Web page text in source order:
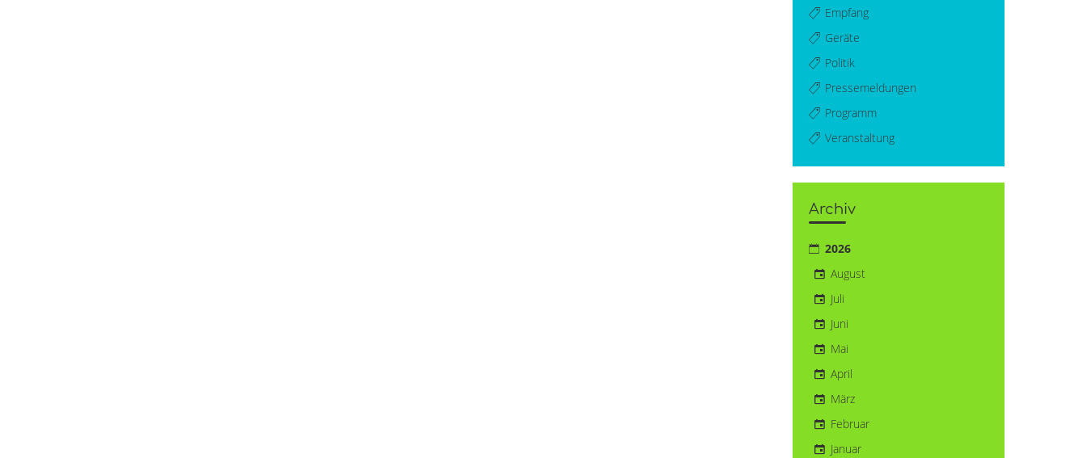
Empfang
Geräte
Politik
Pressemeldungen
Programm
Veranstaltung
Archiv
2026
August
Juli
Juni
Mai
April
März
Februar
Januar